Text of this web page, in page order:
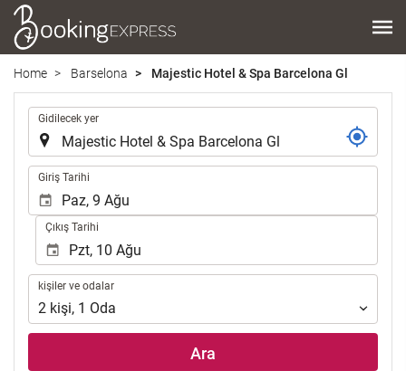
Home Barselona Majestic Hotel & Spa Barcelona Gl
Gidilecek yer
Giriş Tarihi
Çıkış Tarihi
kişiler
ve
odalar
kişiler ve odalar
2 kişi, 1 Oda
Ara